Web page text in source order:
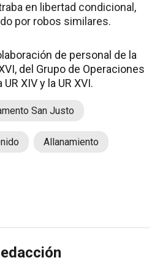
en libertad condicional,
por robos similares.
de personal de la
del Grupo de Operaciones
XIV y la UR XVI.
San Justo
Allanamiento